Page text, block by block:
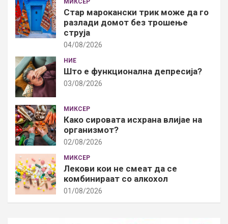
МИКСЕР
Стар марокански трик може да го
разлади домот без трошење
струја
04/08/2026
НИЕ
Што е функционална депресија?
03/08/2026
МИКСЕР
Како сировата исхрана влијае на
организмот?
02/08/2026
МИКСЕР
Лекови кои не смеат да се
комбинираат со алкохол
01/08/2026